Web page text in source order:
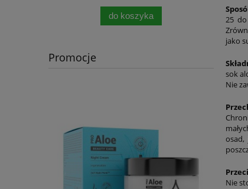
do koszyka
Promocje
25
jako
sok
Nie
Nie